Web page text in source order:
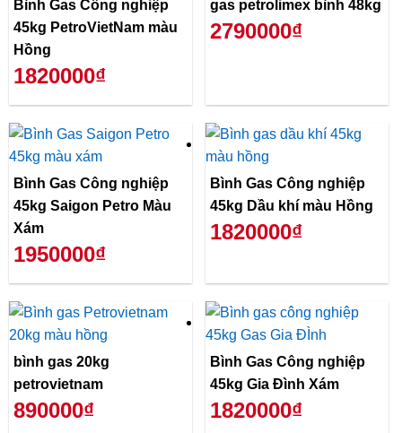
Bình Gas Công nghiệp
45kg PetroVietNam màu
Hồng
1820000₫
gas petrolimex bình 48kg
2790000₫
Bình Gas Công nghiệp
45kg Saigon Petro Màu
Xám
1950000₫
Bình Gas Công nghiệp
45kg Dầu khí màu Hồng
1820000₫
bình gas 20kg
petrovietnam
890000₫
Bình Gas Công nghiệp
45kg Gia Đình Xám
1820000₫